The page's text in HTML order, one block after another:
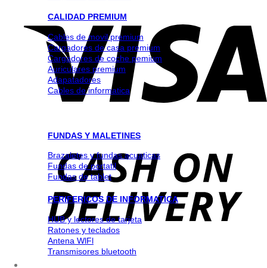
CALIDAD PREMIUM
Cables de movil premium
Cargadores de casa premium
Cargadores de coche pemium
Auriculares premium
Adapatadores
Cables de informatica
FUNDAS Y MALETINES
Brazaletes y fundas acuaticas
Fundas de portatil
Fundas de tablet
PERIFERICOS DE INFORMATICA
HUB y lectores de tarjeta
Ratones y teclados
Antena WlFl
Transmisores bluetooth